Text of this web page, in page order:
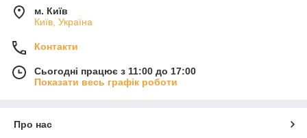
м. Київ
Київ, Україна
Контакти
Сьогодні працює з 11:00 до 17:00
Показати весь графік роботи
Про нас